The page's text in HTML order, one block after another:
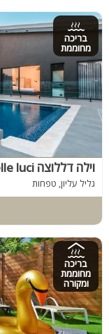
בריכה
מחוממת
וילה דללוצה Ville delle luci
גליל עליון, טפחות
בריכה
מחוממת
ומקורה